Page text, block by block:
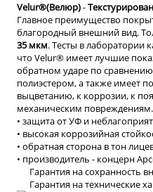
Velur®(Велюр)-
Главное преимущество
благородный внешний вид.
35 мкм. Тесты в лаборатории
что Velur® имеет лучшие
обратном ударе по
полиэстером, а также имеет
выцветанию, к коррозии, к
механическим повреждениям.
• защита от УФ и
• высокая коррозийная
• обратная сторона в тон
• производитель - концерн
Гарантия на сохранность
Гарантия на технические